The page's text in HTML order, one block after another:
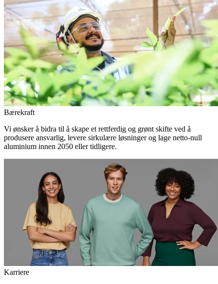
Bærekraft
Vi ønsker å bidra til å skape et rettferdig og grønt skifte ved å
produsere ansvarlig, levere sirkulære løsninger og lage netto-null
aluminium innen 2050 eller tidligere.
Karriere